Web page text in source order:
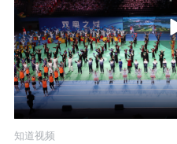
知道视频